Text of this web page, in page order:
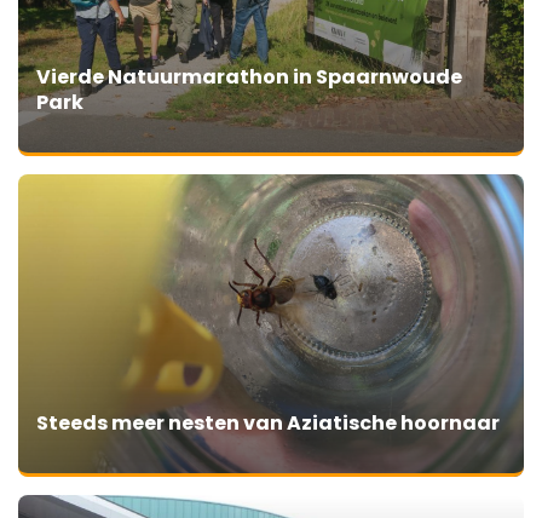
Vierde Natuurmarathon in Spaarnwoude
Park
Steeds meer nesten van Aziatische hoornaar